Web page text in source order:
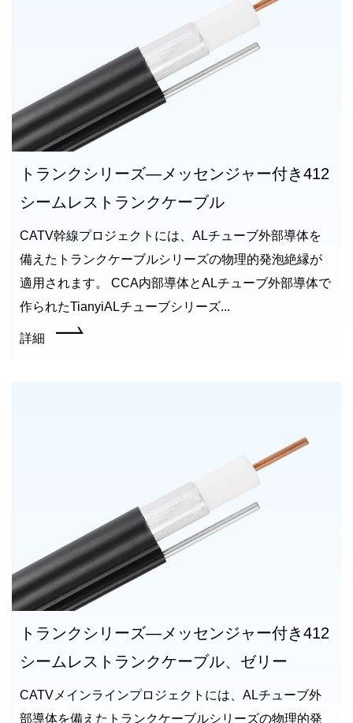
トランクシリーズ—メッセンジャー付き412
シームレストランクケーブル
CATV幹線プロジェクトには、ALチューブ外部導体を
備えたトランクケーブルシリーズの物理的発泡絶縁が
適用されます。 CCA内部導体とALチューブ外部導体で
作られたTianyiALチューブシリーズ...
詳細
トランクシリーズ—メッセンジャー付き412
シームレストランクケーブル、ゼリー
CATVメインラインプロジェクトには、ALチューブ外
部導体を備えたトランクケーブルシリーズの物理的発